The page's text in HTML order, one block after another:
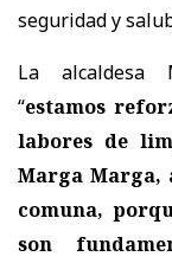
seguridad y
La alcaldesa
“estamos
labores de
Marga Marga,
comuna,
son